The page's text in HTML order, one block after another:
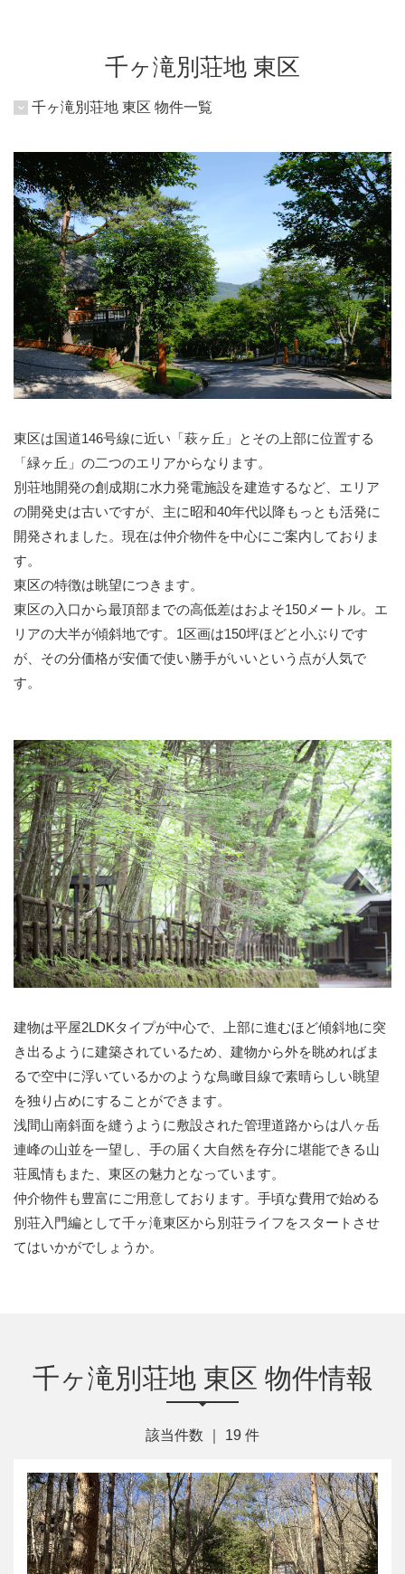
千ヶ滝別荘地 東区
千ヶ滝別荘地 東区 物件一覧
東区は国道146号線に近い「萩ヶ丘」とその上部に位置する
「緑ヶ丘」の二つのエリアからなります。
別荘地開発の創成期に水力発電施設を建造するなど、エリア
の開発史は古いですが、主に昭和40年代以降もっとも活発に
開発されました。現在は仲介物件を中心にご案内しておりま
す。
東区の特徴は眺望につきます。
東区の入口から最頂部までの高低差はおよそ150メートル。エ
リアの大半が傾斜地です。1区画は150坪ほどと小ぶりです
が、その分価格が安価で使い勝手がいいという点が人気で
す。
建物は平屋2LDKタイプが中心で、上部に進むほど傾斜地に突
き出るように建築されているため、建物から外を眺めればま
るで空中に浮いているかのような鳥瞰目線で素晴らしい眺望
を独り占めにすることができます。
浅間山南斜面を縫うように敷設された管理道路からは八ヶ岳
連峰の山並を一望し、手の届く大自然を存分に堪能できる山
荘風情もまた、東区の魅力となっています。
仲介物件も豊富にご用意しております。手頃な費用で始める
別荘入門編として千ヶ滝東区から別荘ライフをスタートさせ
てはいかがでしょうか。
千ヶ滝別荘地 東区 物件情報
該当件数 ｜ 19 件